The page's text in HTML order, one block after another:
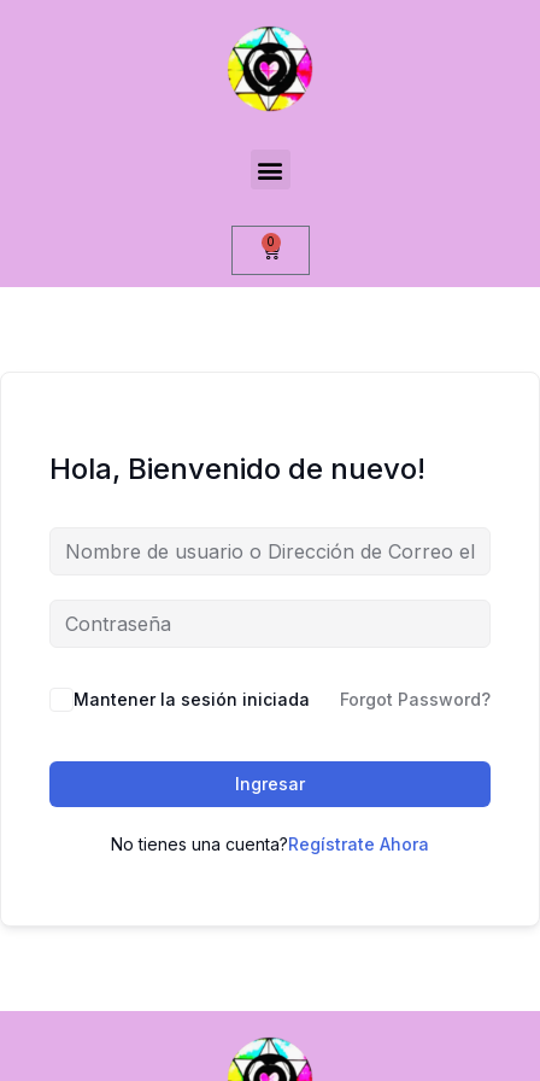
0
Hola, Bienvenido de nuevo!
Mantener la sesión iniciada Forgot Password?
Ingresar
No tienes una cuenta?Regístrate Ahora